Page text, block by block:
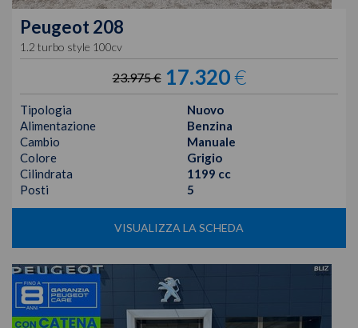
Peugeot 208
1.2 turbo style 100cv
23.975 € 17.320€
Tipologia
Nuovo
Alimentazione
Benzina
Cambio
Manuale
Colore
Grigio
Cilindrata
1199 cc
Posti
5
VISUALIZZA LA SCHEDA